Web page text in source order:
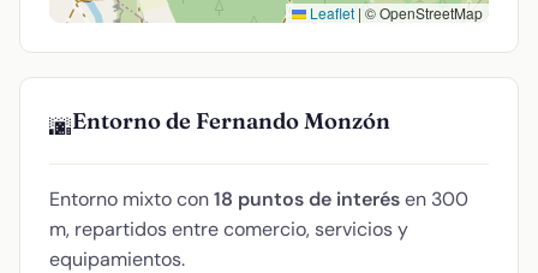
Leaflet | © OpenStreetMap
🌆Entorno de Fernando Monzón
Entorno mixto con18 puntos de interésen 300
m, repartidos entre comercio, servicios y
equipamientos.